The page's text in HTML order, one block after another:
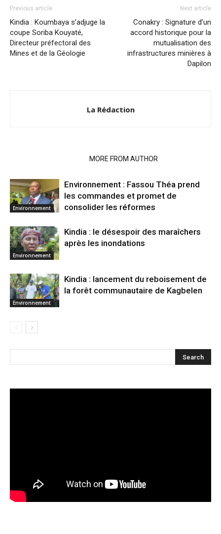
Previous article
Kindia : Koumbaya s’adjuge la
coupe Soriba Kouyaté,
Directeur préfectoral des
Mines et de la Géologie
Next article
Conakry : Signature d’un
accord historique pour la
mutualisation des
infrastructures minières à
Dapilon
La Rédaction
MORE FROM AUTHOR
Environnement
Environnement : Fassou Théa prend
les commandes et promet de
consolider les réformes
Environnement
Kindia : le désespoir des maraîchers
après les inondations
Environnement
Kindia : lancement du reboisement de
la forêt communautaire de Kagbelen